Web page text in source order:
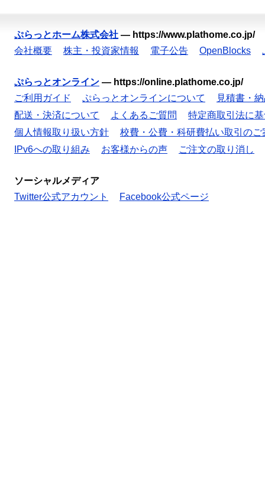
ぷらっとホーム株式会社 — https://www.plathome.co.jp/
会社概要
株主・投資家情報 電子公告 OpenBlocks
ぷらっとオンライン — https://online.plathome.co.jp/
ご利用ガイド
ぷらっとオンラインについて
見積書・
配送・決済について
よくあるご質問
特定商取引法に
個人情報取り扱い方針
校費・公費・科研費払い取引のご
IPv6への取り組み
お客様からの声 ご注文の取り消し
ソーシャルメディア
Twitter公式アカウント
Facebook公式ページ